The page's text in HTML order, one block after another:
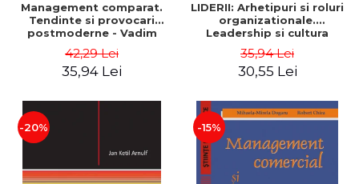
Management comparat.
Tendinte si provocari
postmoderne - Vadim
42,29 Lei
35,94 Lei
LIDERII: Arhetipuri si roluri
organizationale.
Leadership si cultura
Dumitrascu
35,94 Lei
30,55 Lei
-20% -15%